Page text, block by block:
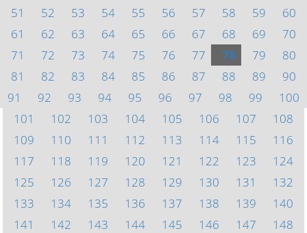
51
52 53 54 55 56 57 58 59
60
61
62 63 64 65 66 67 68 69
70
71
72 73 74 75 76 77 78 79
80
81
82 83 84 85 86 87 88 89
90
91
92 93 94 95 96 97 98 99
100
101
102 103 104 105 106 107
108
109
110 111 112 113 114 115
116
117
118 119 120 121 122 123
124
125
126 127 128 129 130 131
132
133
134 135 136 137 138 139
140
141
142 143 144 145 146 147
148